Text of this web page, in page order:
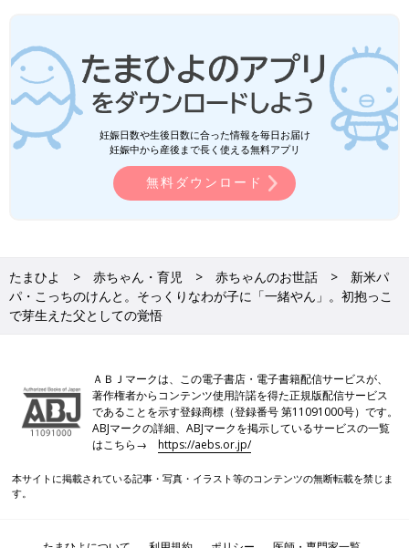
こっちのけんと うちの子の場合は熟睡まで何段階かあるんで
す。最初は右手が上がってきてほっぺたに右手が付き、左手がだ
らんとしてきます。この状態で口が閉じていると、まだ熟睡はし
ていないんです。その後、口が開いてくるんですが、そうなった
ら布団に寝かせても起きませんね。
――赤ちゃんのことよく見ていますね。わかりやすいサインがあ
って寝かしつけが楽しいですね。
んです。
玄関の扉を開ける瞬間が、いちばん幸せ
妊娠日数や生後日数に合った情報を毎日お届け
妊娠中から産後まで長く使える無料アプリ
無料ダウンロード
たまひよ 赤ちゃん・育児 赤ちゃんのお世話
新米パ
パ・こっちのけんと。そっくりなわが子に「一緒やん」。初抱っこ
で芽生えた父としての覚悟
ＡＢＪマークは、この電子書店・電子書籍配信サービスが、
著作権者からコンテンツ使用許諾を得た正規版配信サービス
であることを示す登録商標（登録番号 第11091000号）です。
ABJマークの詳細、ABJマークを掲示しているサービスの一覧
はこちら→https://aebs.or.jp/
本サイトに掲載されている記事・写真・イラスト等のコンテンツの無断転載を禁じま
す。